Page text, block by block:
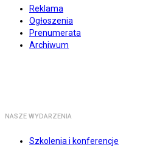
Reklama
Ogłoszenia
Prenumerata
Archiwum
NASZE WYDARZENIA
Szkolenia i konferencje